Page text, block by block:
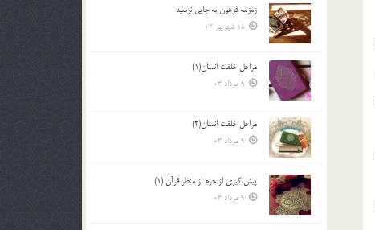
زمزمه فرعون به جايي نرسيد
18 شهریور 03
مراحل خلقت انسان(1)
9 مرداد 03
مراحل خلقت انسان(2)
9 مرداد 03
پيش گيري از جرم از منظر قرآن (1)
9 مرداد 03